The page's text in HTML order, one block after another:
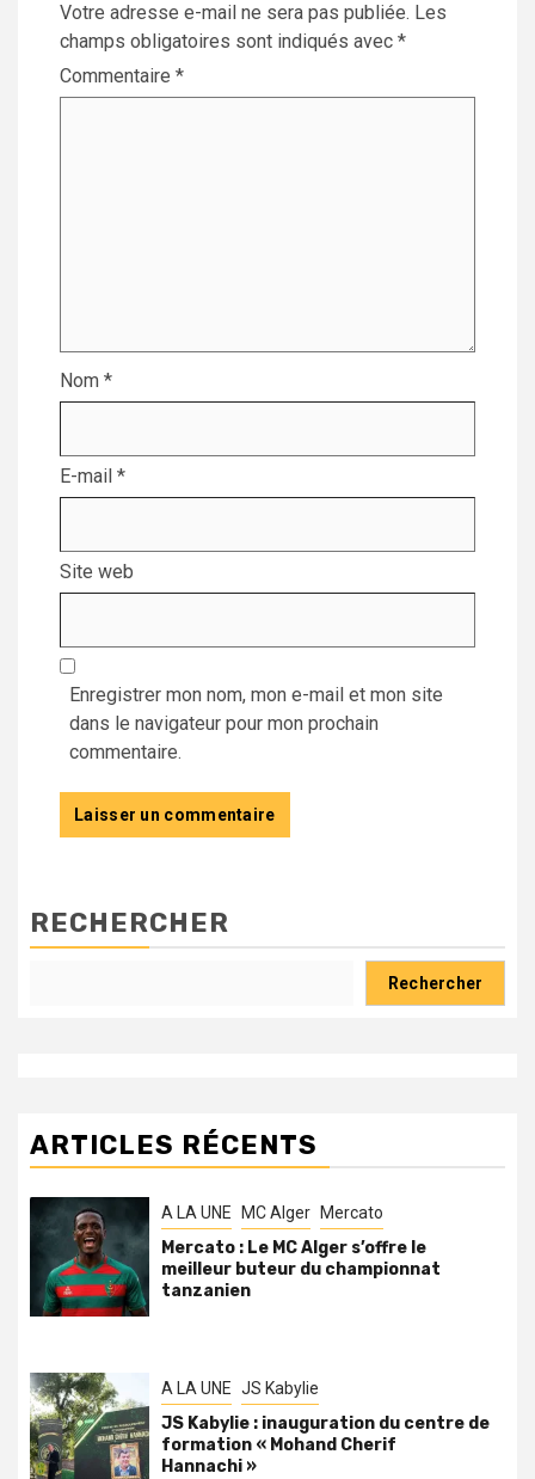
Votre adresse e-mail ne sera pas publiée. Les
champs obligatoires sont indiqués avec *
Commentaire *
Nom *
E-mail *
Site web
Enregistrer mon nom, mon e-mail et mon site
dans le navigateur pour mon prochain
commentaire.
RECHERCHER
Rechercher
ARTICLES RÉCENTS
A LA UNE MC Alger Mercato
Mercato : Le MC Alger s’offre le
meilleur buteur du championnat
tanzanien
A LA UNE JS Kabylie
JS Kabylie : inauguration du centre de
formation « Mohand Cherif
Hannachi »